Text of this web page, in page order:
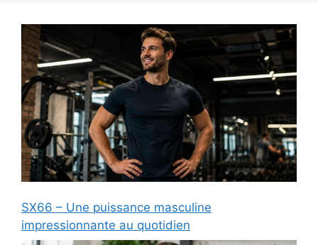
SX66 – Une puissance masculine
impressionnante au quotidien